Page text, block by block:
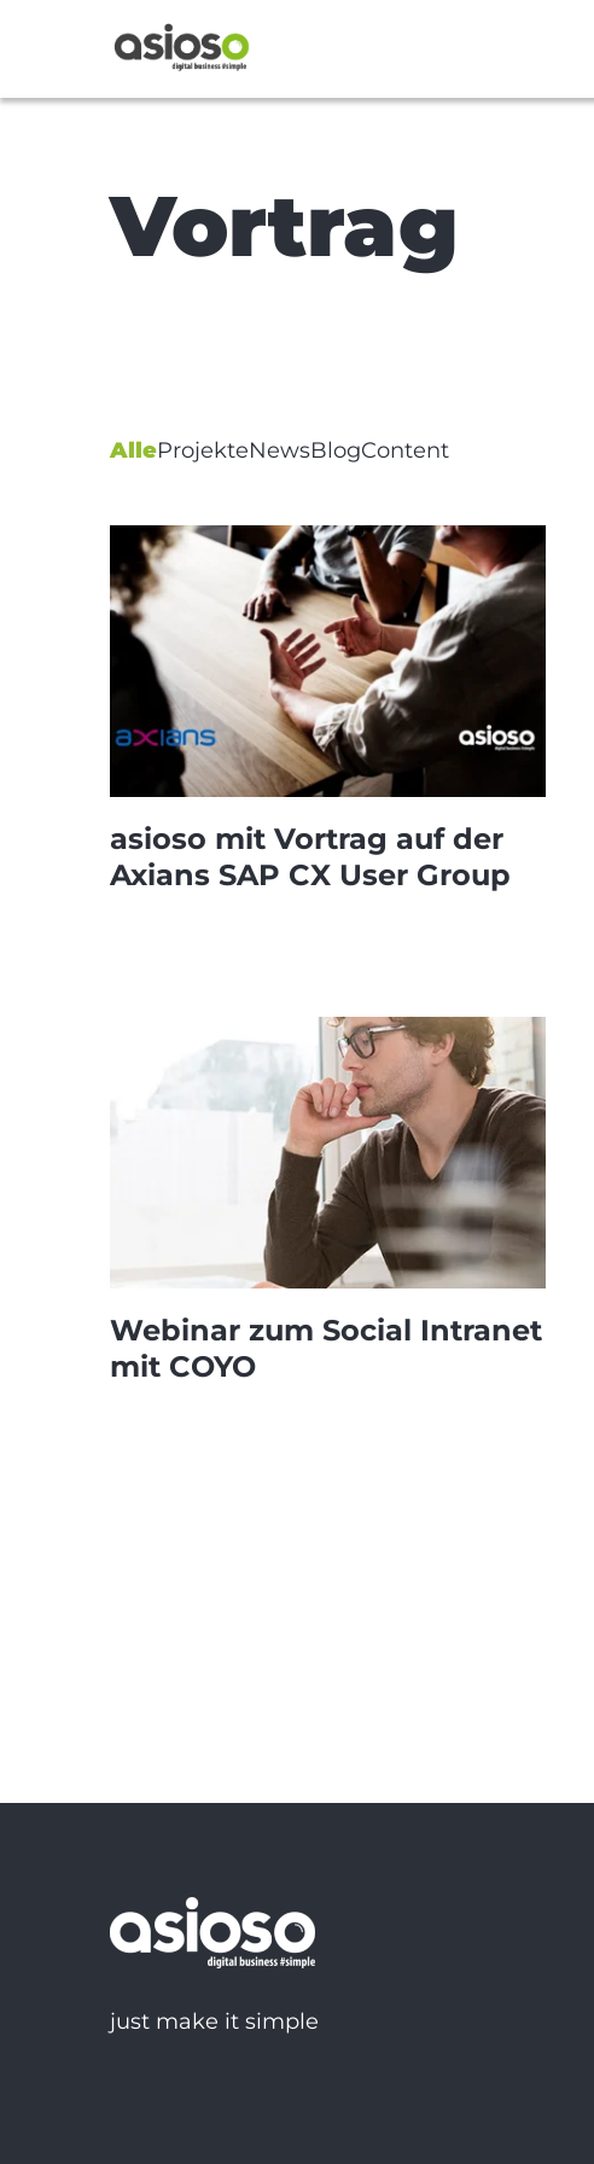
Vortrag
AlleProjekteNewsBlogContent
asioso mit Vortrag auf der
Axians SAP CX User Group
Webinar zum Social Intranet
mit COYO
just make it simple